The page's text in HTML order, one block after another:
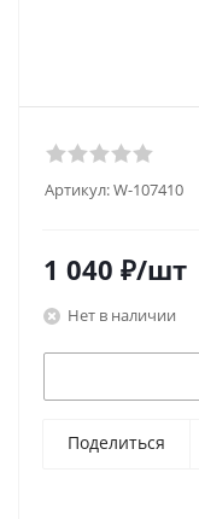
Артикул:W-107410
1 040 ₽/шт
Нет в наличии
Поделиться